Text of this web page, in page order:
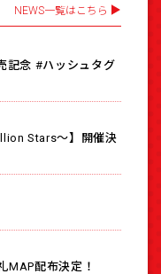
NEWS一覧はこちら
記念 #ハッシュタグ
Stars〜】開催決
MAP配布決定！